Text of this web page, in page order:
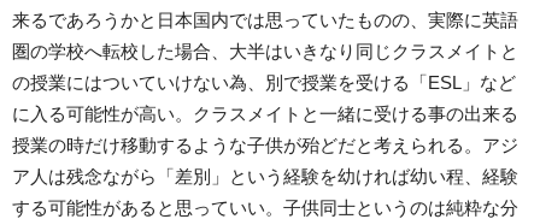
来るであろうかと日本国内では思っていたものの、実際に英語
圏の学校へ転校した場合、大半はいきなり同じクラスメイトと
の授業にはついていけない為、別で授業を受ける「ESL」など
に入る可能性が高い。クラスメイトと一緒に受ける事の出来る
授業の時だけ移動するような子供が殆どだと考えられる。アジ
ア人は残念ながら「差別」という経験を幼ければ幼い程、経験
する可能性があると思っていい。子供同士というのは純粋な分